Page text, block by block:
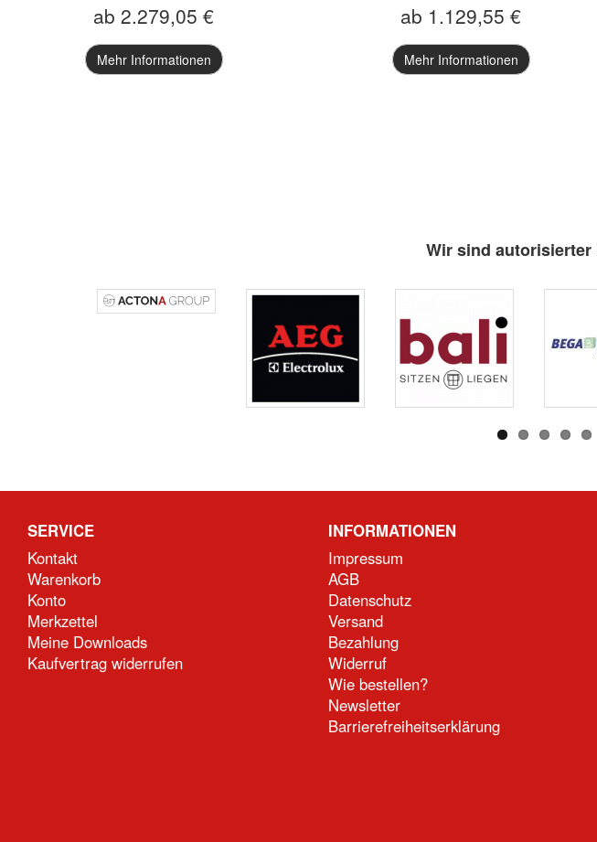
ab 2.279,05 €
Mehr Informationen
ab 1.129,55 €
Mehr Informationen
Wir sind autorisierter
SERVICE
Kontakt
Warenkorb
Konto
Merkzettel
Meine Downloads
Kaufvertrag widerrufen
INFORMATIONEN
Impressum
AGB
Datenschutz
Versand
Bezahlung
Widerruf
Wie bestellen?
Newsletter
Barrierefreiheitserklärung